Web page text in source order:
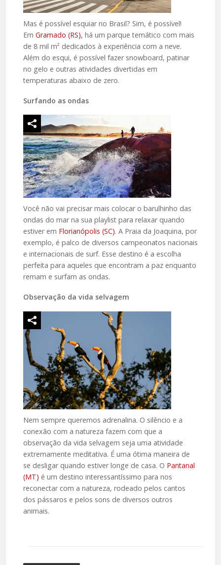
Mas é possível esquiar no Brasil? Sim, é possível!
Em Gramado (RS), há um parque temático com mais
de 8 mil m² dedicados à experiência com a neve.
Além do esqui, é possível fazer snowboard, patinar
no gelo e outras atividades divertidas em
temperaturas abaixo de zero.
Surfando as ondas
Você não vai precisar mais colocar o barulhinho das
ondas do mar na sua playlist para relaxar quando
estiver em Florianópolis (SC). A Praia da Joaquina, por
exemplo, é palco de diversos campeonatos nacionais
e internacionais de surf. Esse destino é a escolha
perfeita para aqueles que encontram a paz enquanto
remam e surfam as ondas.
Observação da vida selvagem
Nem sempre queremos adrenalina. O silêncio e a
conexão com a natureza fazem com que a
observação da vida selvagem seja uma atividade
extremamente meditativa. É uma ótima maneira de
se desligar quando estiver longe de casa. O Pantanal
(MT) é um destino interessantíssimo para nos
reconectar com a natureza, rodeado pelos cantos
dos pássaros e pelos sons de diversos outros
animais.